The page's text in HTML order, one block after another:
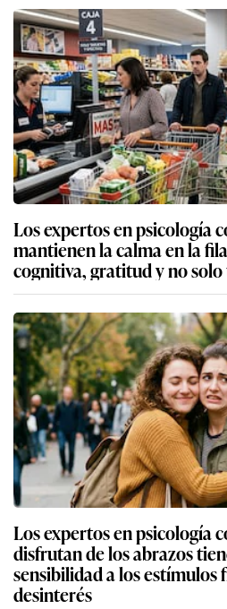
Los expertos en psicología
mantienen la calma en la
cognitiva, gratitud y no
Los expertos en psicología
disfrutan de los abrazos
sensibilidad a los estímulos
desinterés